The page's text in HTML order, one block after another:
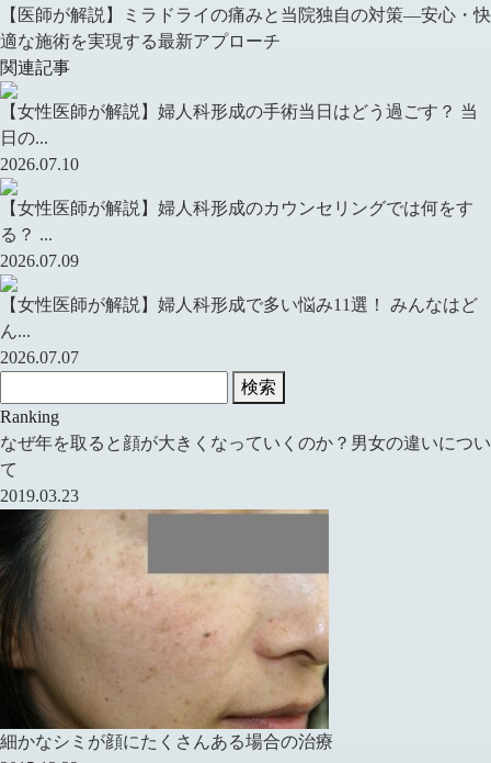
【医師が解説】ミラドライの痛みと当院独自の対策—安心・快
適な施術を実現する最新アプローチ
関連記事
【女性医師が解説】婦人科形成の手術当日はどう過ごす？ 当
日の...
2026.07.10
【女性医師が解説】婦人科形成のカウンセリングでは何をす
る？ ...
2026.07.09
【女性医師が解説】婦人科形成で多い悩み11選！ みんなはど
ん...
2026.07.07
検索
Ranking
なぜ年を取ると顔が大きくなっていくのか？男女の違いについ
て
2019.03.23
細かなシミが顔にたくさんある場合の治療